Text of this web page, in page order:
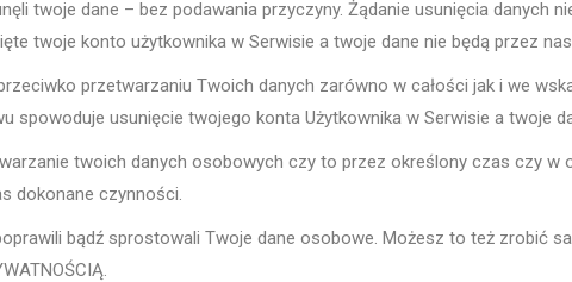
twoje dane – bez podawania przyczyny. Żądanie usunięcia danych
twoje konto użytkownika w Serwisie a twoje dane nie będą przez
przetwarzaniu Twoich danych zarówno w całości jak i we
spowoduje usunięcie twojego konta Użytkownika w Serwisie a twoje
twoich danych osobowych czy to przez określony czas czy
dokonane czynności.
bądź sprostowali Twoje dane osobowe. Możesz to też zrobić